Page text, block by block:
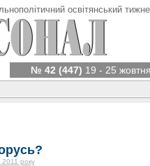
освітянський
№ 42 (447) 19 - 25
року